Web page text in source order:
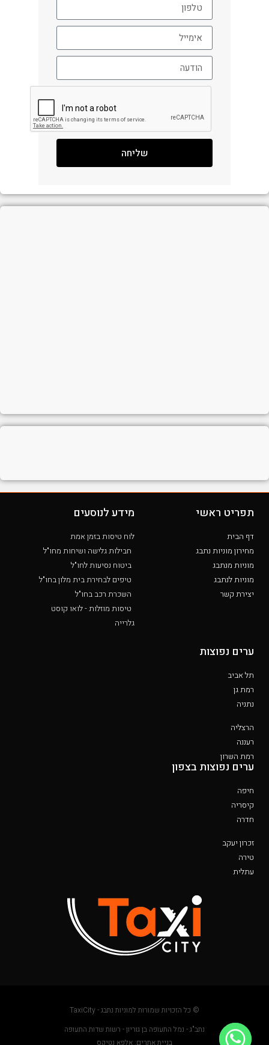
שליחה
תפריט ראשי
דף הבית
מחירון מוניות נתבג
מוניות מנתבג
מוניות לנתבג
יצירת קשר
מידע לנוסעים
לוח טיסות בזמן אמת
חבילות גלישה ושיחות מחו"ל
ביטוח נסיעות לחו"ל
טיפים לבחירת בית מלון בחו"ל
השכרת רכב בחו"ל
טיסות מוזלות - לואו קוסט
גלרייה
ערים נפוצות
תל אביב
רמת גן
נתניה
הרצליה
רעננה
רמת השרון
ערים נפוצות בצפון
חיפה
קיסריה
חדרה
זכרון יעקב
טירה
עתלית
© כל הזכויות שמורות למוניות נתבג - TaxiCity
נתב"ג - נמל התעופה בן גוריון - רשות שדות התעופה
בניית אתרים: אלפא נטיקס